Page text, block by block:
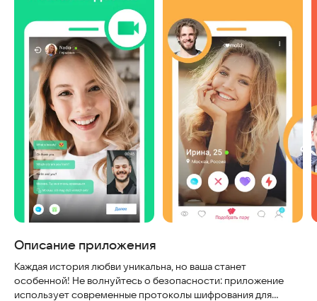
Описание приложения
Каждая история любви уникальна, но ваша станет
особенной! Не волнуйтесь о безопасности: приложение
использует современные протоколы шифрования для